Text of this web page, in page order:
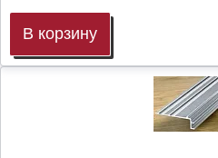
В корзину